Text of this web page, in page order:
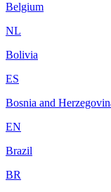
Belgium
NL
Bolivia
ES
Bosnia and
EN
Brazil
BR